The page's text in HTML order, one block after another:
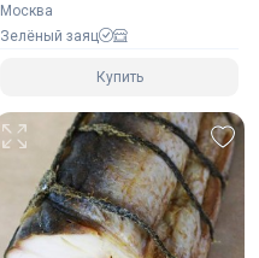
Москва
Зелёный заяц
Купить